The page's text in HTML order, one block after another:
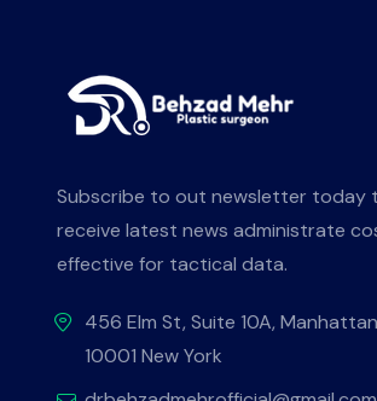
Subscribe to out newsletter today
receive latest news administrate
effective for tactical data.
456 Elm St, Suite 10A,
10001 New York